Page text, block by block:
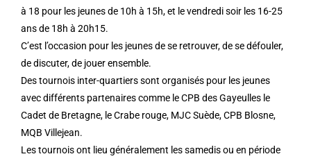
à 18 pour les jeunes de 10h à 15h, et le vendredi soir les 16-25
ans de 18h à 20h15.
C’est l’occasion pour les jeunes de se retrouver, de se défouler,
de discuter, de jouer ensemble.
Des tournois inter-quartiers sont organisés pour les jeunes
avec différents partenaires comme le CPB des Gayeulles le
Cadet de Bretagne, le Crabe rouge, MJC Suède, CPB Blosne,
MQB Villejean.
Les tournois ont lieu généralement les samedis ou en période